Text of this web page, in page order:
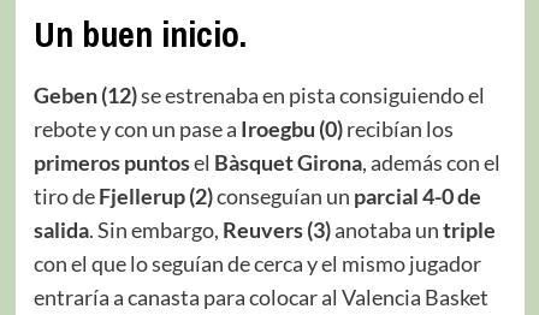
Un buen inicio.
Geben (12)se estrenaba en pista consiguiendo el
rebote y con un pase a Iroegbu (0)recibían los
primeros puntosel Bàsquet Girona, además con el
tiro deFjellerup (2)conseguían un parcial 4-0 de
salida. Sin embargo, Reuvers (3)anotaba untriple
con el que lo seguían de cerca y el mismo jugador
entraría a canasta para colocar al Valencia Basket